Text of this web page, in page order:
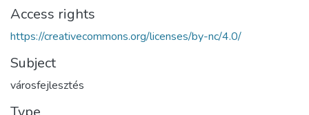
Access rights
https://creativecommons.org/licenses/by-nc/4.0/
Subject
városfejlesztés